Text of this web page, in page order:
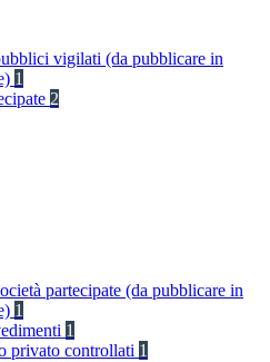
vigilati (da pubblicare in
1
2
partecipate (da pubblicare in
1
1
privato controllati 1